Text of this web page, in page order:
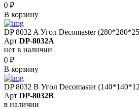
0 ₽
В корзину
DP 8032 A Угол Decomaster
Арт DP-8032A
нет в наличии
0 ₽
В корзину
DP 8032 B Угол Decomaster
Арт DP-8032B
в наличии